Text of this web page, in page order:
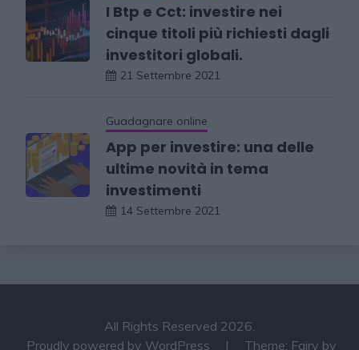
I Btp e Cct: investire nei
cinque titoli più richiesti dagli
investitori globali.
21 Settembre 2021
Guadagnare online
App per investire: una delle
ultime novità in tema
investimenti
14 Settembre 2021
All Rights Reserved 2026.
Proudly powered by WordPress
| Theme: Fairy by